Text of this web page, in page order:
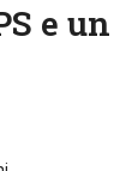
e un